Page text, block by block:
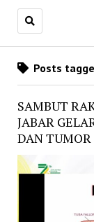
Posts
SAMBUT
JABAR
DAN TUMOR